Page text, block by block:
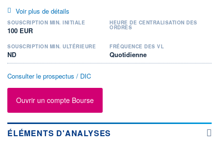
Voir plus de détails
SOUSCRIPTION MIN. INITIALE
100 EUR
HEURE DE CENTRALISATION DES
ORDRES
SOUSCRIPTION MIN. ULTÉRIEURE
ND
FRÉQUENCE DES VL
Quotidienne
Consulter le prospectus / DIC
Ouvrir un compte Bourse
ÉLÉMENTS D'ANALYSES